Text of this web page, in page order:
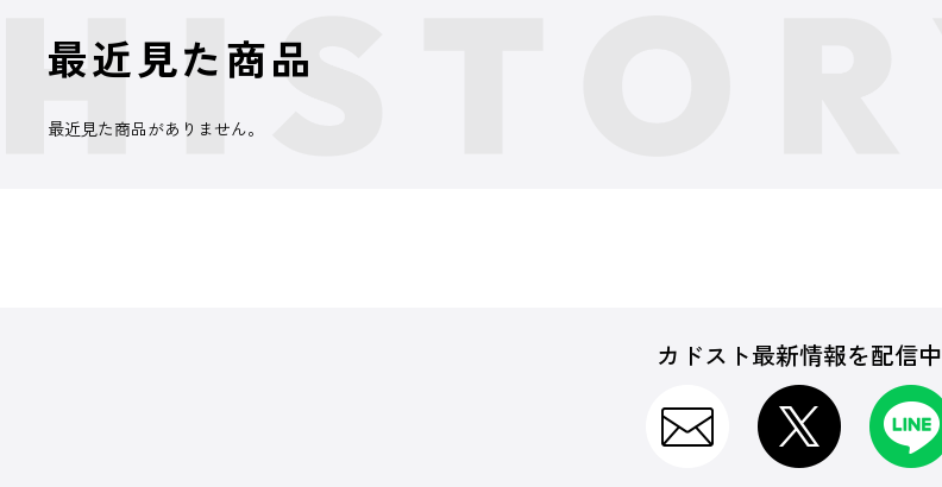
最近見た商品
最近見た商品がありません。
カドスト最新情報を配信中